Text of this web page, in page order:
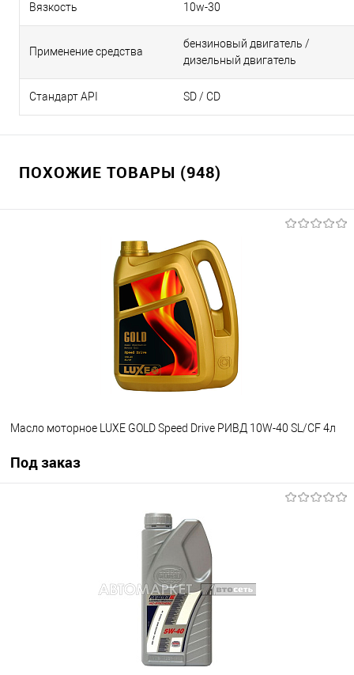
Вязкость 10w-30
Применение средства
бензиновый двигатель /
дизельный двигатель
Стандарт API SD / CD
ПОХОЖИЕ ТОВАРЫ (948)
Масло моторное LUXE GOLD Speed Drive РИВД 10W-40 SL/CF 4л
Под заказ